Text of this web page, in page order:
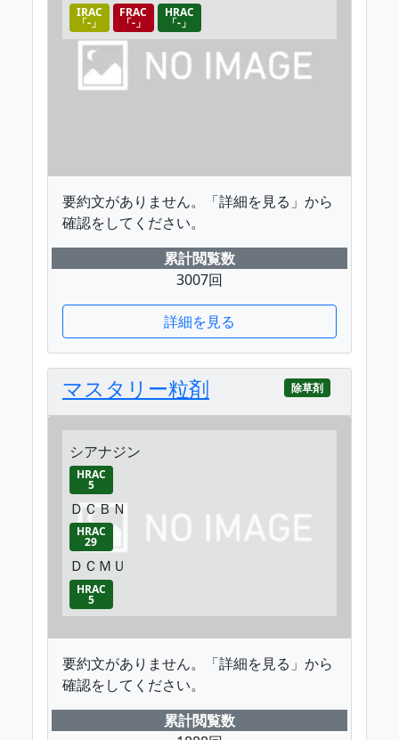
IRAC
「-」
FRAC
「-」
HRAC
「-」
要約文がありません。「詳細を見る」から
確認をしてください。
累計閲覧数
3007回
詳細を見る
マスタリー粒剤 除草剤
シアナジン
HRAC
5
ＤＣＢＮ
HRAC
29
ＤＣＭＵ
HRAC
5
要約文がありません。「詳細を見る」から
確認をしてください。
累計閲覧数